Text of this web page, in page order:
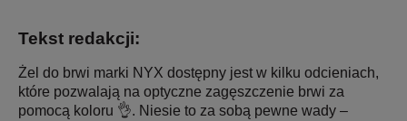
Tekst redakcji:
Żel do brwi marki NYX dostępny jest w kilku odcieniach,
które pozwalają na optyczne zagęszczenie brwi za
pomocą koloru 👌. Niesie to za sobą pewne wady –